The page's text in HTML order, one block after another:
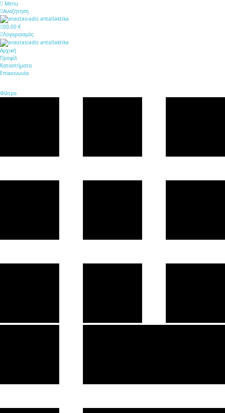
Menu
Αναζήτηση
00,00 €
Λογαριασμός
Αρχική
Προφίλ
Καταστήματα
Επικοινωνία
Φίλτρο